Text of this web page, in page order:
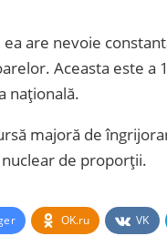
are nevoie
Aceasta este a
națională.
majoră de
de proporții.
OK.ru VK